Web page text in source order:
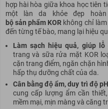
hợp hài hòa giữa khoa học tiên
một làn da khỏe đẹp
bộ sản phẩm KORkhông chỉ
đến từng tế bào, mang lại hiệu
Làm sạch hiệu quả, giúp
trang và sữa rửa mặt KOR
cặn trang điểm, ngăn chặn
hấp thụ dưỡng chất của da.
Cân bằng độ ẩm, duy trì độ
cung cấp lượng ẩm cần
mềm mại, mịn màng và căng